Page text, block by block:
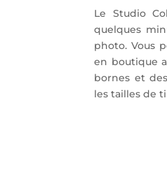
Le Studio
quelques
photo. Vous
en boutique
bornes et
les tailles de